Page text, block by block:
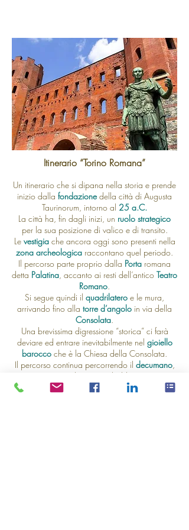
Itinerario “Torino Romana”
Un itinerario che si dipana nella storia e prende
inizio dalla fondazionedella città di Augusta
Taurinorum, intorno al 25 a.C.
La città ha, fin dagli inizi, un ruolo strategico
per la sua posizione di valico e di transito.
Le vestigiache ancora oggi sono presenti nella
zona archeologica raccontano quel periodo.
Il percorso parte proprio dalla Porta romana
detta Palatina, accanto ai resti dell’antico Teatro
Romano.
Si segue quindi il quadrilatero e le mura,
arrivando fino alla torre d’angolo in via della
Consolata.
Una brevissima digressione “storica” ci farà
deviare ed entrare inevitabilmente nel gioiello
barocco che è la Chiesa della Consolata.
Il percorso continua percorrendo il decumano,
attuale Via Garibaldi.
Un itinerario utile a chi ama la storia e